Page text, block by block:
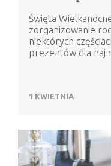
Święta
zorganizowanie
niektórych
prezentów dla
1 KWIETNIA